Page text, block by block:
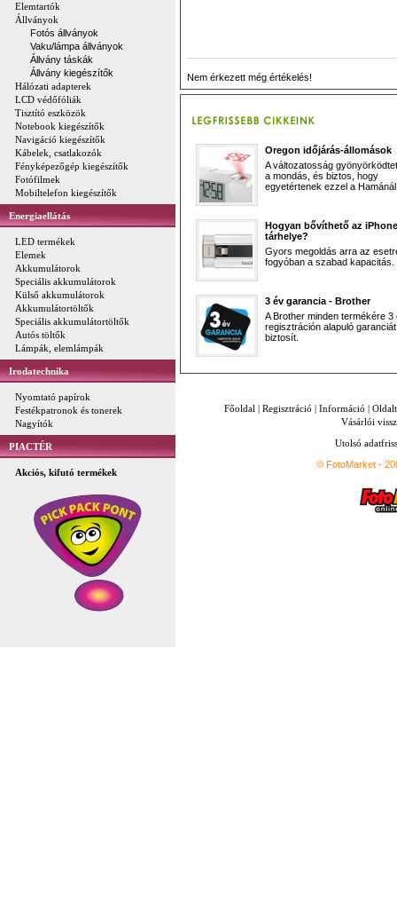
Elemtartók
Állványok
Fotós állványok
Vaku/lámpa állványok
Állvány táskák
Állvány kiegészítők
Hálózati adapterek
LCD védőfóliák
Tisztító eszközök
Notebook kiegészítők
Navigáció kiegészítők
Kábelek, csatlakozók
Fényképezőgép kiegészítők
Fotófilmek
Mobiltelefon kiegészítők
Energiaellátás
LED termékek
Elemek
Akkumulátorok
Speciális akkumulátorok
Külső akkumulátorok
Akkumulátortöltők
Speciális akkumulátortöltők
Autós töltők
Lámpák, elemlámpák
Irodatechnika
Nyomtató papírok
Festékpatronok és tonerek
Nagyítók
PIACTÉR
Akciós, kifutó termékek
Nem érkezett még értékelés!
Oregon időjárás-állomások
A változatosság
a mondás, és biztos, hogy
egyetértenek ezzel a
Hogyan bővíthető az iPhone
tárhelye?
Gyors megoldás arra az
fogyóban a szabad kapacitás.
3 év garancia - Brother
A Brother minden termékére 3
regisztráción alapuló garanciát
biztosít.
Főoldal | Regisztráció | Információ |
Vásárlói
Utolsó
© FotoMarket -